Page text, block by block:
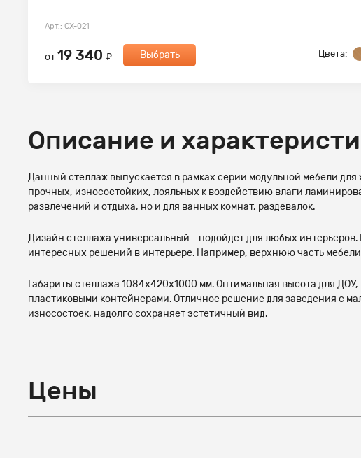
Цвета:
Арт.: СХ-021
от19 340 ₽ Выбрать
Описание и
Данный стеллаж выпускается в рамках серии модульной мебели
прочных, износостойких, лояльных к воздействию влаги
развлечений и отдыха, но и для ванных комнат, раздевалок.
Дизайн стеллажа универсальный - подойдет для любых
интересных решений в интерьере. Например, верхнюю часть
Габариты стеллажа 1084х420х1000 мм. Оптимальная высота для
пластиковыми контейнерами. Отличное решение для заведения с
износостоек, надолго сохраняет эстетичный вид.
Цены